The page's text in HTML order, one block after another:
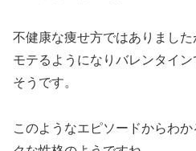
不健康な痩せ方ではありました
モテるようになりバレンタイ
そうです。
このようなエピソードからわ